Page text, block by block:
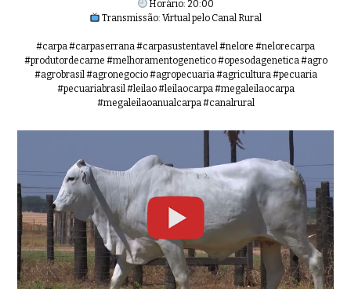
Horário: 20:00
Transmissão: Virtual pelo Canal Rural
#carpa #carpaserrana #carpasustentavel #nelore #nelorecarpa
#produtordecarne #melhoramentogenetico #opesodagenetica #agro
#agrobrasil #agronegocio #agropecuaria #agricultura #pecuaria
#pecuariabrasil #leilao #leilaocarpa #megaleilaocarpa
#megaleilaoanualcarpa #canalrural